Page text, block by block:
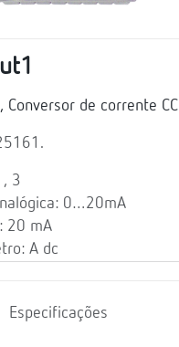
Conversor de corrente CC
3
0…20mA
20 mA
A dc
Especificações